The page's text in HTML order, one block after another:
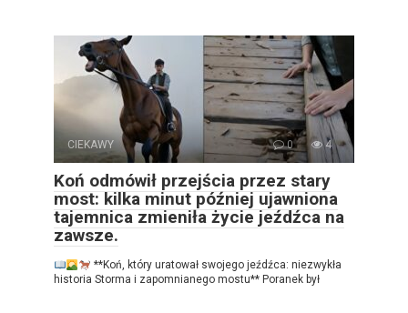
CIEKAWY 0 4
Koń odmówił przejścia przez stary
most: kilka minut później ujawniona
tajemnica zmieniła życie jeźdźca na
zawsze.
**Koń, który uratował swojego jeźdźca: niezwykła
historia Storma i zapomnianego mostu** Poranek był